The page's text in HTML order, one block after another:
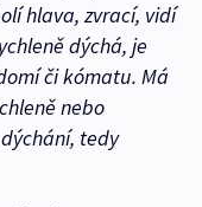
hlava, zvrací, vidí
dýchá, je
či kómatu. Má
nebo
tedy